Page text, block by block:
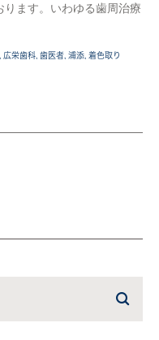
ます。いわゆる歯周治療
広栄歯科 歯医者 浦添 着色取り